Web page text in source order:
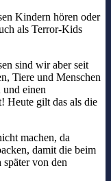
Kindern hören oder
als Terror-Kids
sind wir aber seit
Tiere und Menschen
und einen
Heute gilt das als die
machen, da
damit die beim
von den